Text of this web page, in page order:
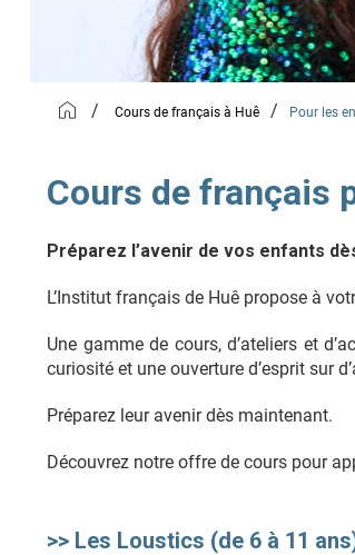
/ Cours de français à Huê / Pour les
Cours de français
Préparez l’avenir de vos enfants
L’Institut français de Huê propose à
Une gamme de cours, d’ateliers et
curiosité et une ouverture d’esprit sur
Préparez leur avenir dès maintenant.
Découvrez notre offre de cours pour
>> Les Loustics (de 6 à 11